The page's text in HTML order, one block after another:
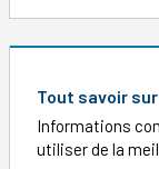
Tout savoir
Informations
utiliser de la